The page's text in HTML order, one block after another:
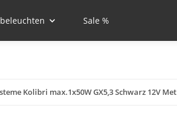
Sale %
Kolibri max.1x50W GX5,3 Schwarz 12V Met